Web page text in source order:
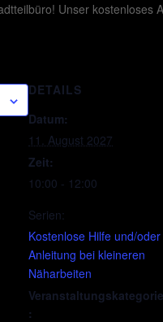
Unser kostenloses
DETAILS
Datum:
11. August 2027
Zeit:
10:00 - 12:00
Serien:
Kostenlose Hilfe und/oder
Anleitung bei kleineren
Näharbeiten
Veranstaltungskategorie
: